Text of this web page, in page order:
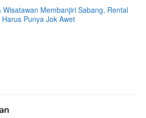
Wisatawan Membanjiri Sabang, Rental
Harus Punya Jok Awet